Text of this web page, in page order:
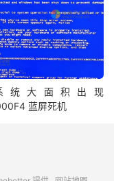
统大面积出现
蓝屏死机